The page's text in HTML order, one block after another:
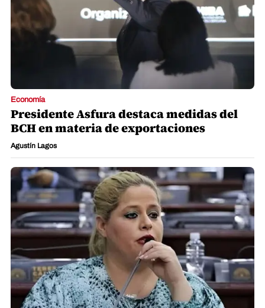
Economía
Presidente Asfura destaca medidas del
BCH en materia de exportaciones
Agustín Lagos